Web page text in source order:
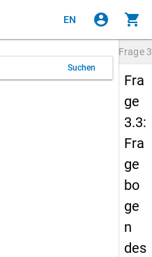
EN account_circle shopping_cart
Suchen
Frage
Fra
ge
3.3:
Fra
ge
bo
ge
n
des